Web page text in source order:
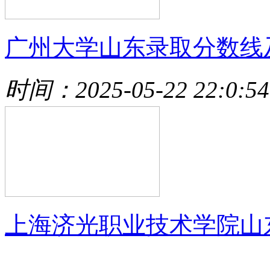
广州大学山东录取分数线
时间：2025-05-22 22:0:54
上海济光职业技术学院山